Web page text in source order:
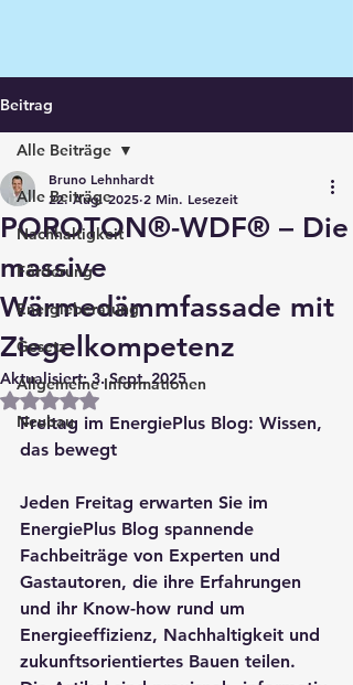
Beitrag
Alle Beiträge
Nachhaltigkeit
Förderung
Energieberatung
Gesetz
Allgemeine Informationen
Neubau
Alle Beiträge
POROTON®-WDF® – Die
massive
Wärmedämmfassade mit
Ziegelkompetenz
Bruno Lehnhardt
22. Aug. 2025 2 Min. Lesezeit
Aktualisiert:3. Sept. 2025
Mit NaN von 5 Sternen bewertet.
Freitag im EnergiePlus Blog: Wissen,
das bewegt
Jeden Freitag erwarten Sie im
EnergiePlus Blog spannende
Fachbeiträge von Experten und
Gastautoren, die ihre Erfahrungen
und ihr Know-how rund um
Energieeffizienz, Nachhaltigkeit und
zukunftsorientiertes Bauen teilen.